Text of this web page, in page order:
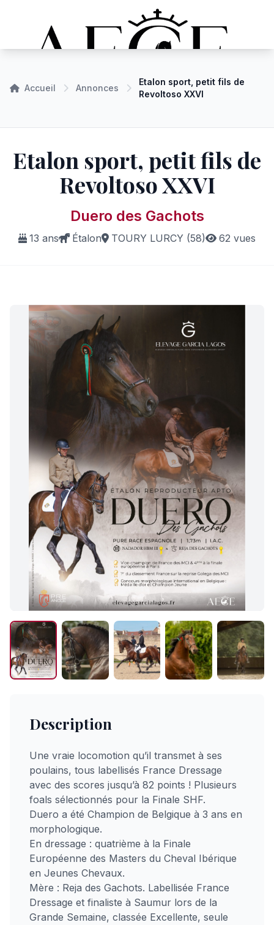
Accueil Annonces
Etalon sport, petit fils de
Revoltoso XXVI
Etalon sport, petit fils de
Revoltoso XXVI
Duero des Gachots
13 ans Étalon TOURY LURCY (58) 62 vues
Description
Une vraie locomotion qu’il transmet à ses
poulains, tous labellisés France Dressage
avec des scores jusqu’à 82 points ! Plusieurs
foals sélectionnés pour la Finale SHF.
Duero a été Champion de Belgique à 3 ans en
morphologique.
En dressage : quatrième à la Finale
Européenne des Masters du Cheval Ibérique
en Jeunes Chevaux.
Mère : Reja des Gachots. Labellisée France
Dressage et finaliste à Saumur lors de la
Grande Semaine, classée Excellente, seule